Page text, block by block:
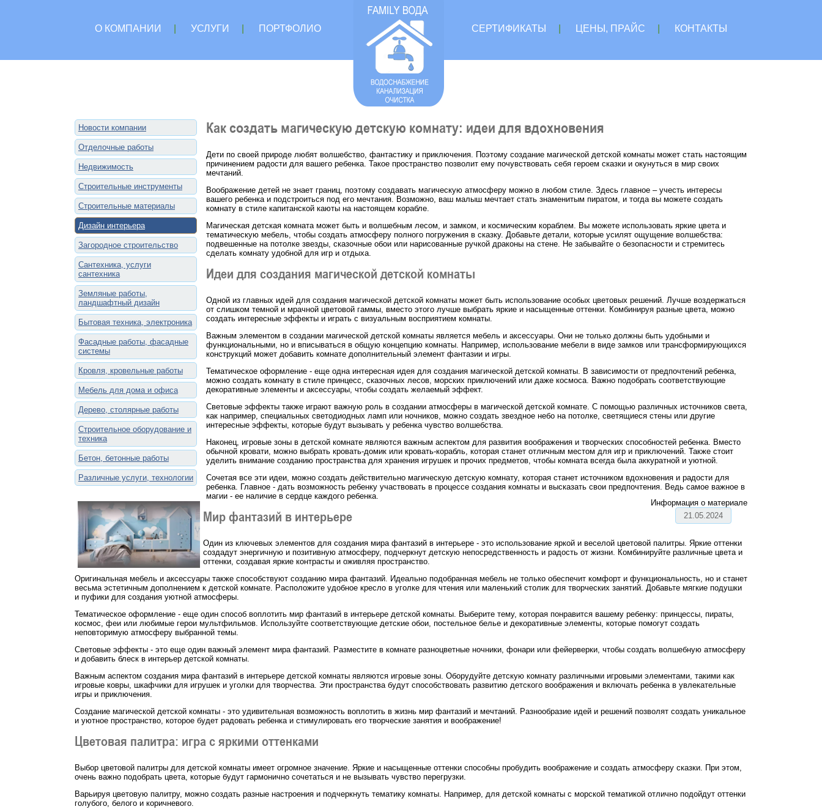
О КОМПАНИИ УСЛУГИ ПОРТФОЛИО СЕРТИФИКАТЫ ЦЕНЫ, ПРАЙС КОНТАКТЫ
Новости компании
Отделочные работы
Недвижимость
Строительные инструменты
Строительные материалы
Дизайн интерьера
Загородное строительство
Сантехника, услуги
сантехника
Земляные работы,
ландшафтный дизайн
Бытовая техника, электроника
Фасадные работы, фасадные
системы
Кровля, кровельные работы
Мебель для дома и офиса
Дерево, столярные работы
Строительное оборудование и
техника
Бетон, бетонные работы
Различные услуги, технологии
Как создать магическую детскую комнату: идеи для вдохновения
Информация о материале
21.05.2024
Дети по своей природе любят волшебство, фантастику и приключения. Поэтому создание магической детской комнаты может стать настоящим
причинением радости для вашего ребенка. Такое пространство позволит ему почувствовать себя героем сказки и окунуться в мир своих
мечтаний.
Воображение детей не знает границ, поэтому создавать магическую атмосферу можно в любом стиле. Здесь главное – учесть интересы
вашего ребенка и подстроиться под его мечтания. Возможно, ваш малыш мечтает стать знаменитым пиратом, и тогда вы можете создать
комнату в стиле капитанской каюты на настоящем корабле.
Магическая детская комната может быть и волшебным лесом, и замком, и космическим кораблем. Вы можете использовать яркие цвета и
тематическую мебель, чтобы создать атмосферу полного погружения в сказку. Добавьте детали, которые усилят ощущение волшебства:
подвешенные на потолке звезды, сказочные обои или нарисованные ручкой драконы на стене. Не забывайте о безопасности и стремитесь
сделать комнату удобной для игр и отдыха.
Идеи для создания магической детской комнаты
Одной из главных идей для создания магической детской комнаты может быть использование особых цветовых решений. Лучше воздержаться
от слишком темной и мрачной цветовой гаммы, вместо этого лучше выбрать яркие и насыщенные оттенки. Комбинируя разные цвета, можно
создать интересные эффекты и играть с визуальным восприятием комнаты.
Важным элементом в создании магической детской комнаты является мебель и аксессуары. Они не только должны быть удобными и
функциональными, но и вписываться в общую концепцию комнаты. Например, использование мебели в виде замков или трансформирующихся
конструкций может добавить комнате дополнительный элемент фантазии и игры.
Тематическое оформление - еще одна интересная идея для создания магической детской комнаты. В зависимости от предпочтений ребенка,
можно создать комнату в стиле принцесс, сказочных лесов, морских приключений или даже космоса. Важно подобрать соответствующие
декоративные элементы и аксессуары, чтобы создать желаемый эффект.
Световые эффекты также играют важную роль в создании атмосферы в магической детской комнате. С помощью различных источников света,
как например, специальных светодиодных ламп или ночников, можно создать звездное небо на потолке, светящиеся стены или другие
интересные эффекты, которые будут вызывать у ребенка чувство волшебства.
Наконец, игровые зоны в детской комнате являются важным аспектом для развития воображения и творческих способностей ребенка. Вместо
обычной кровати, можно выбрать кровать-домик или кровать-корабль, которая станет отличным местом для игр и приключений. Также стоит
уделить внимание созданию пространства для хранения игрушек и прочих предметов, чтобы комната всегда была аккуратной и уютной.
Сочетая все эти идеи, можно создать действительно магическую детскую комнату, которая станет источником вдохновения и радости для
ребенка. Главное - дать возможность ребенку участвовать в процессе создания комнаты и высказать свои предпочтения. Ведь самое важное в
магии - ее наличие в сердце каждого ребенка.
Мир фантазий в интерьере
Один из ключевых элементов для создания мира фантазий в интерьере - это использование яркой и веселой цветовой палитры. Яркие оттенки
создадут энергичную и позитивную атмосферу, подчеркнут детскую непосредственность и радость от жизни. Комбинируйте различные цвета и
оттенки, создавая яркие контрасты и оживляя пространство.
Оригинальная мебель и аксессуары также способствуют созданию мира фантазий. Идеально подобранная мебель не только обеспечит комфорт и функциональность, но и станет
весьма эстетичным дополнением к детской комнате. Расположите удобное кресло в уголке для чтения или маленький столик для творческих занятий. Добавьте мягкие подушки
и пуфики для создания уютной атмосферы.
Тематическое оформление - еще один способ воплотить мир фантазий в интерьере детской комнаты. Выберите тему, которая понравится вашему ребенку: принцессы, пираты,
космос, феи или любимые герои мультфильмов. Используйте соответствующие детские обои, постельное белье и декоративные элементы, которые помогут создать
неповторимую атмосферу выбранной темы.
Световые эффекты - это еще один важный элемент мира фантазий. Разместите в комнате разноцветные ночники, фонари или фейерверки, чтобы создать волшебную атмосферу
и добавить блеск в интерьер детской комнаты.
Важным аспектом создания мира фантазий в интерьере детской комнаты являются игровые зоны. Оборудуйте детскую комнату различными игровыми элементами, такими как
игровые ковры, шкафчики для игрушек и уголки для творчества. Эти пространства будут способствовать развитию детского воображения и включать ребенка в увлекательные
игры и приключения.
Создание магической детской комнаты - это удивительная возможность воплотить в жизнь мир фантазий и мечтаний. Разнообразие идей и решений позволят создать уникальное
и уютное пространство, которое будет радовать ребенка и стимулировать его творческие занятия и воображение!
Цветовая палитра: игра с яркими оттенками
Выбор цветовой палитры для детской комнаты имеет огромное значение. Яркие и насыщенные оттенки способны пробудить воображение и создать атмосферу сказки. При этом,
очень важно подобрать цвета, которые будут гармонично сочетаться и не вызывать чувство перегрузки.
Варьируя цветовую палитру, можно создать разные настроения и подчеркнуть тематику комнаты. Например, для детской комнаты с морской тематикой отлично подойдут оттенки
голубого, белого и коричневого.